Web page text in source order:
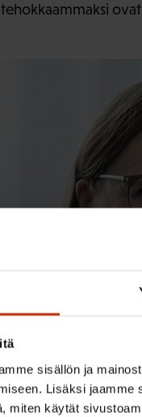
sisällön ja
Lisäksi
miten käytät
ovat